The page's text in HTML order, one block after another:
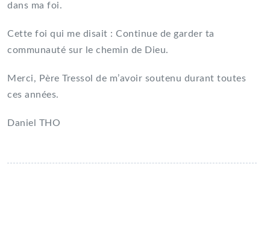
dans ma foi.
Cette foi qui me disait : Continue de garder ta
communauté sur le chemin de Dieu.
Merci, Père Tressol de m’avoir soutenu durant toutes
ces années.
Daniel THO